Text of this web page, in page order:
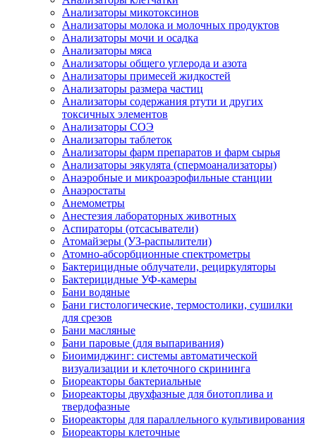
Анализаторы микотоксинов
Анализаторы молока и молочных продуктов
Анализаторы мочи и осадка
Анализаторы мяса
Анализаторы общего углерода и азота
Анализаторы примесей жидкостей
Анализаторы размера частиц
Анализаторы содержания ртути и других
токсичных элементов
Анализаторы СОЭ
Анализаторы таблеток
Анализаторы фарм препаратов и фарм сырья
Анализаторы эякулята (спермоанализаторы)
Анаэробные и микроаэрофильные станции
Анаэростаты
Анемометры
Анестезия лабораторных животных
Аспираторы (отсасыватели)
Атомайзеры (УЗ-распылители)
Атомно-абсорбционные спектрометры
Бактерицидные облучатели, рециркуляторы
Бактерицидные УФ-камеры
Бани водяные
Бани гистологические, термостолики, сушилки
для срезов
Бани масляные
Бани паровые (для выпаривания)
Биоимиджинг: системы автоматической
визуализации и клеточного скрининга
Биореакторы бактериальные
Биореакторы двухфазные для биотоплива и
твердофазные
Биореакторы для параллельного культивирования
Биореакторы клеточные